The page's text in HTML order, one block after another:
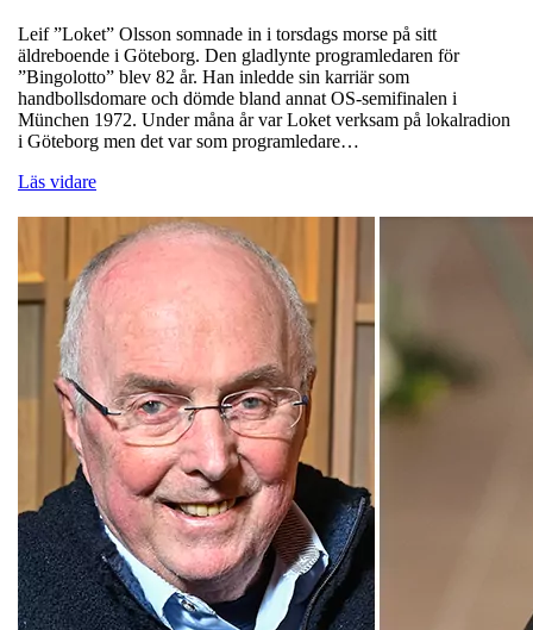
Leif ”Loket” Olsson somnade in i torsdags morse på sitt
äldreboende i Göteborg. Den gladlynte programledaren för
”Bingolotto” blev 82 år. Han inledde sin karriär som
handbollsdomare och dömde bland annat OS-semifinalen i
München 1972. Under måna år var Loket verksam på lokalradion
i Göteborg men det var som programledare…
Läs vidare